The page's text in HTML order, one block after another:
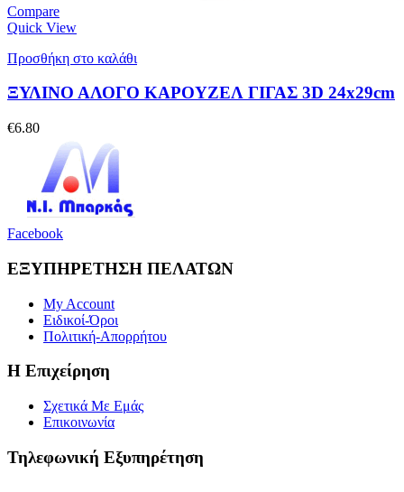
Compare
Quick View
Προσθήκη στο καλάθι
ΞΥΛΙΝΟ ΑΛΟΓΟ ΚΑΡΟΥΖΕΛ ΓΙΓΑΣ 3D 24x29cm
€6.80
Facebook
ΕΞΥΠΗΡΕΤΗΣΗ ΠΕΛΑΤΩΝ
My Account
Ειδικοί-Όροι
Πολιτική-Απορρήτου
Η Επιχείρηση
Σχετικά Με Εμάς
Επικοινωνία
Τηλεφωνική Εξυπηρέτηση